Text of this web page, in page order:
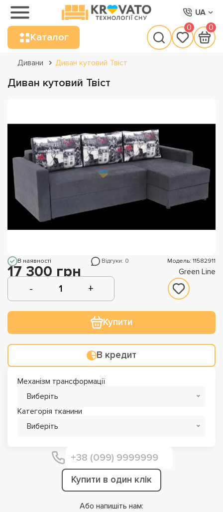
UA
Каталог
0 0
Дивани Диван кутовий Твіст
Диван кутовий Твіст
В наявності Відгуки: 0 Модель: 11582911
17 300 грн Green Line
Купити
В кредит
Механізм трансформації
Виберіть
Категорія тканини
Виберіть
Купити в один клік
Або напишіть нам: